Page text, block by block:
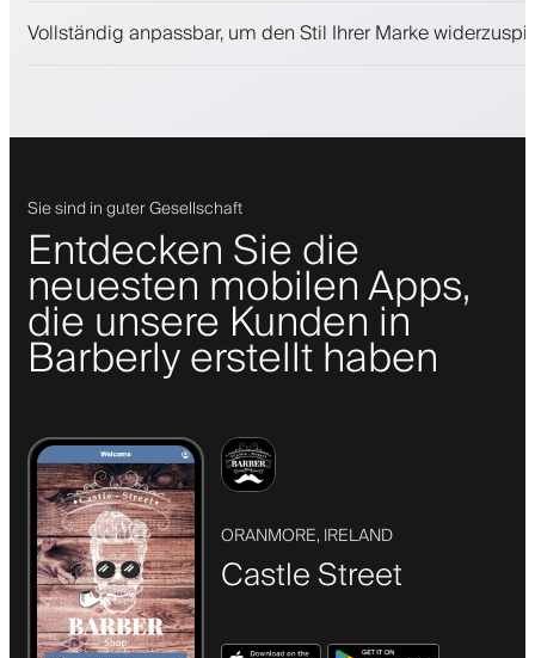
Vollständig anpassbar, um den Stil Ihrer Marke
Sie sind in guter Gesellschaft
Entdecken Sie die
neuesten mobilen Apps,
die unsere Kunden in
Barberly erstellt haben
ORANMORE, IRELAND
Castle Street